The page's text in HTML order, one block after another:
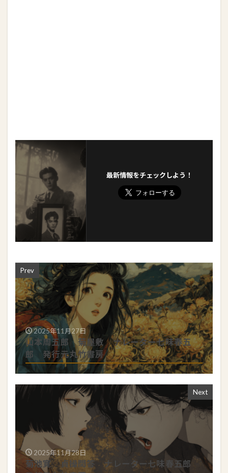
最新情報をチェックしよう！
Prev
2025年11月27日
山本周五郎 菊屋敷 ナレーター七味春五
郎 発行元丸竹書房
Next
2025年11月28日
菊池寛 貞操問答 ナレーター七味春五郎